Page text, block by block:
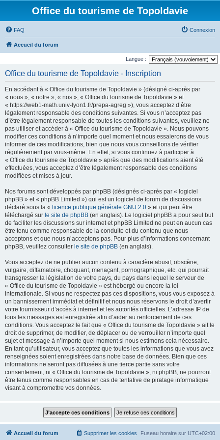
Office du tourisme de Topoldavie
FAQ Connexion
Accueil du forum
Langue :
Office du tourisme de Topoldavie - Inscription
En accédant à « Office du tourisme de Topoldavie » (désigné ci-après par
« nous », « notre », « nos », « Office du tourisme de Topoldavie » et
« https://web1-math.univ-lyon1.fr/prepa-agreg »), vous acceptez d’être
légalement responsable des conditions suivantes. Si vous n’acceptez pas
d’être légalement responsable de toutes les conditions suivantes, veuillez ne
pas utiliser et accéder à « Office du tourisme de Topoldavie ». Nous pouvons
modifier ces conditions à n’importe quel moment et nous essaierons de vous
informer de ces modifications, bien que nous vous conseillons de vérifier
régulièrement par vous-même. En effet, si vous continuez à participer à
« Office du tourisme de Topoldavie » après que des modifications aient été
effectuées, vous acceptez d’être légalement responsable des conditions
modifiées et mises à jour.
Nos forums sont développés par phpBB (désignés ci-après par « logiciel
phpBB » et « phpBB Limited ») qui est un logiciel de forum de discussions
déclaré sous la « licence publique générale GNU 2.0 » et qui peut être
téléchargé sur le site de phpBB (en anglais). Le logiciel phpBB a pour seul but
de faciliter les discussions sur internet et phpBB Limited ne peut en aucun cas
être tenu comme responsable de la conduite et du contenu que nous
acceptons et que nous n’acceptons pas. Pour plus d’informations concernant
phpBB, veuillez consulter le site de phpBB (en anglais).
Vous acceptez de ne publier aucun contenu à caractère abusif, obscène,
vulgaire, diffamatoire, choquant, menaçant, pornographique, etc. qui pourrait
transgresser la législation de votre pays, du pays dans lequel le serveur de
« Office du tourisme de Topoldavie » est hébergé ou encore la loi
internationale. Si vous ne respectez pas ces dispositions, vous vous exposez à
un bannissement immédiat et définitif et nous nous réservons le droit d’avertir
votre fournisseur d’accès à internet et les autorités officielles. L’adresse IP de
tous les messages est enregistrée afin d’aider au renforcement de ces
conditions. Vous acceptez le fait que « Office du tourisme de Topoldavie » ait le
droit de supprimer, de modifier, de déplacer ou de verrouiller n’importe quel
sujet et message à n’importe quel moment si nous estimons cela nécessaire.
En tant qu’utilisateur, vous acceptez que toutes les informations que vous avez
renseignées soient enregistrées dans notre base de données. Bien que ces
informations ne seront pas diffusées à une tierce partie sans votre
consentement, ni « Office du tourisme de Topoldavie », ni phpBB, ne pourront
être tenus comme responsables en cas de tentative de piratage informatique
visant à compromettre vos données.
Accueil du forum Fuseau horaire sur UTC+02:00
Supprimer les cookies